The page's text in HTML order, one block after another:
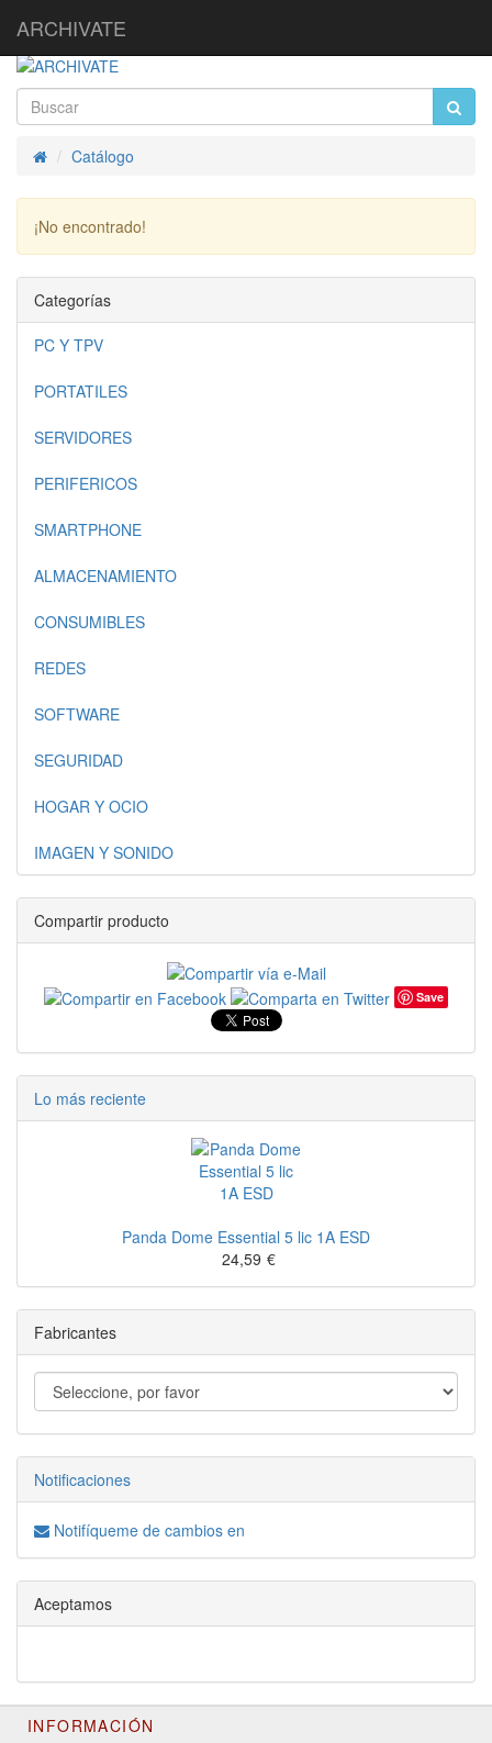
ARCHIVATE
InicioCatálogo
¡No encontrado!
Categorías
PC Y TPV
PORTATILES
SERVIDORES
PERIFERICOS
SMARTPHONE
ALMACENAMIENTO
CONSUMIBLES
REDES
SOFTWARE
SEGURIDAD
HOGAR Y OCIO
IMAGEN Y SONIDO
Compartir producto
Save
Lo más reciente
Panda Dome Essential 5 lic 1A ESD
24,59 €
Fabricantes
Notificaciones
Notifíqueme de cambios en
Aceptamos
INFORMACIÓN